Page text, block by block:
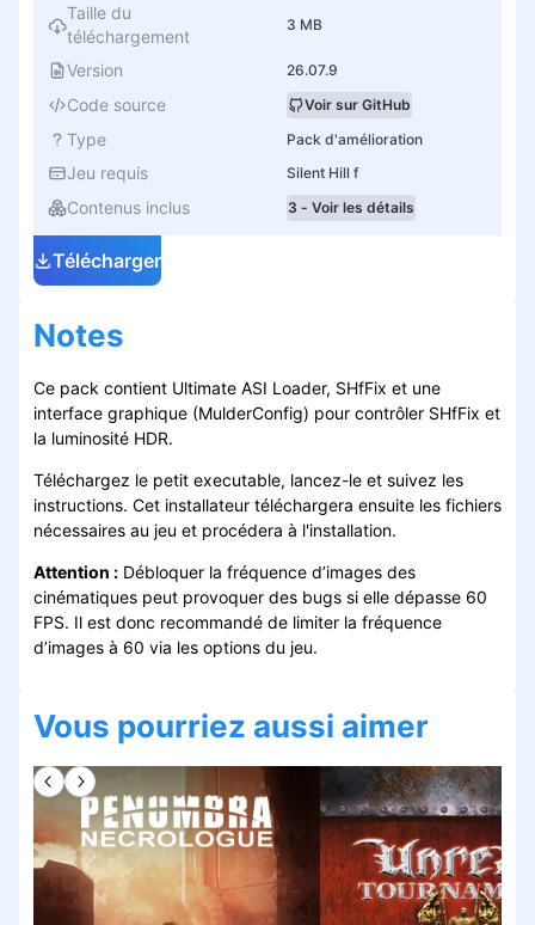
Taille du
téléchargement
3 MB
Version 26.07.9
Code source Voir sur GitHub
Type Pack d'amélioration
Jeu requis Silent Hill f
Contenus inclus 3 - Voir les détails
Télécharger
Notes
Ce pack contient Ultimate ASI Loader, SHfFix et une
interface graphique (MulderConfig) pour contrôler SHfFix et
la luminosité HDR.
Téléchargez le petit executable, lancez-le et suivez les
instructions. Cet installateur téléchargera ensuite les fichiers
nécessaires au jeu et procédera à l'installation.
Attention : Débloquer la fréquence d’images des
cinématiques peut provoquer des bugs si elle dépasse 60
FPS. Il est donc recommandé de limiter la fréquence
d’images à 60 via les options du jeu.
Vous pourriez aussi aimer